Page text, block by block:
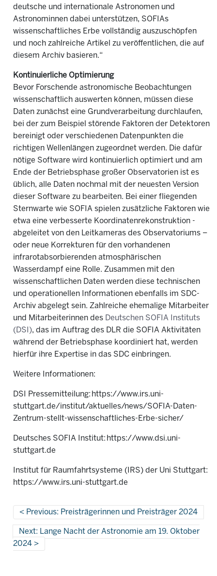
deutsche und internationale Astronomen und
Astronominnen dabei unterstützen, SOFIAs
wissenschaftliches Erbe vollständig auszuschöpfen
und noch zahlreiche Artikel zu veröffentlichen, die auf
diesem Archiv basieren.“
Kontinuierliche Optimierung
Bevor Forschende astronomische Beobachtungen
wissenschaftlich auswerten können, müssen diese
Daten zunächst eine Grundverarbeitung durchlaufen,
bei der zum Beispiel störende Faktoren der Detektoren
bereinigt oder verschiedenen Datenpunkten die
richtigen Wellenlängen zugeordnet werden. Die dafür
nötige Software wird kontinuierlich optimiert und am
Ende der Betriebsphase großer Observatorien ist es
üblich, alle Daten nochmal mit der neuesten Version
dieser Software zu bearbeiten. Bei einer fliegenden
Sternwarte wie SOFIA spielen zusätzliche Faktoren wie
etwa eine verbesserte Koordinatenrekonstruktion -
abgeleitet von den Leitkameras des Observatoriums –
oder neue Korrekturen für den vorhandenen
infrarotabsorbierenden atmosphärischen
Wasserdampf eine Rolle. Zusammen mit den
wissenschaftlichen Daten werden diese technischen
und operationellen Informationen ebenfalls im SDC-
Archiv abgelegt sein. Zahlreiche ehemalige Mitarbeiter
und Mitarbeiterinnen des Deutschen SOFIA Instituts
(DSI), das im Auftrag des DLR die SOFIA Aktivitäten
während der Betriebsphase koordiniert hat, werden
hierfür ihre Expertise in das SDC einbringen.
Weitere Informationen:
DSI Pressemitteilung: https://www.irs.uni-
stuttgart.de/institut/aktuelles/news/SOFIA-Daten-
Zentrum-stellt-wissenschaftliches-Erbe-sicher/
Deutsches SOFIA Institut: https://www.dsi.uni-
stuttgart.de
Institut für Raumfahrtsysteme (IRS) der Uni Stuttgart:
https://www.irs.uni-stuttgart.de
Previous: Preisträgerinnen und Preisträger 2024
Next: Lange Nacht der Astronomie am 19. Oktober
2024